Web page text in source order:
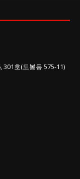
301호(도봉동 575-11)